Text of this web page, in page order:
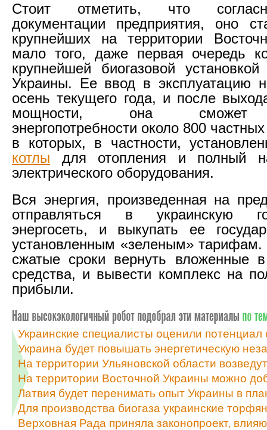
Стоит отметить, что
документации предприятия, оно
крупнейших на территории
мало того, даже первая очередь
крупнейшей биогазовой
Украины. Ее ввод в эксплуатацию
осень текущего года, и после
мощности, она сможет
энергопотребности около 800
в которых, в частности,
котлы для отопления и полный
электрического оборудования.
Вся энергия, произведенная на
отправляться в украинскую
энергосеть, и выкупать ее
установленным «зеленым» тарифам.
сжатые сроки вернуть вложенные в
средства, и вывести комплекс на
прибыли.
Украинские специалисты оценили потенциал
Украина будет повышать энергетическую
На территории Ульяновской области
На территории Восточной Украины можно
Латвия будет перенимать опыт Украины в
Для производства биогаза украинские
Верховная Рада приняла законопроект,